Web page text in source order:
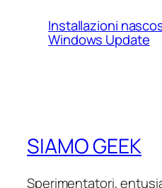
Installazioni
Windows Update
SIAMO GEEK
Sperimentatori,